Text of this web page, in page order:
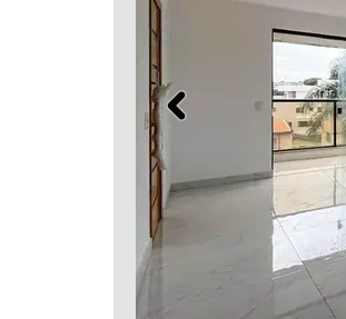
Anterior